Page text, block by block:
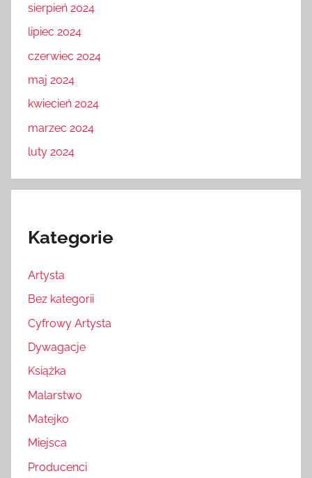
sierpień 2024
lipiec 2024
czerwiec 2024
maj 2024
kwiecień 2024
marzec 2024
luty 2024
Kategorie
Artysta
Bez kategorii
Cyfrowy Artysta
Dywagacje
Książka
Malarstwo
Matejko
Miejsca
Producenci